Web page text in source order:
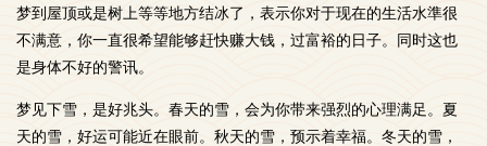
梦到屋顶或是树上等等地方结冰了，表示你对于现在的生活水準很
不满意，你一直很希望能够赶快赚大钱，过富裕的日子。同时这也
是身体不好的警讯。
梦见下雪，是好兆头。春天的雪，会为你带来强烈的心理满足。夏
天的雪，好运可能近在眼前。秋天的雪，预示着幸福。冬天的雪，